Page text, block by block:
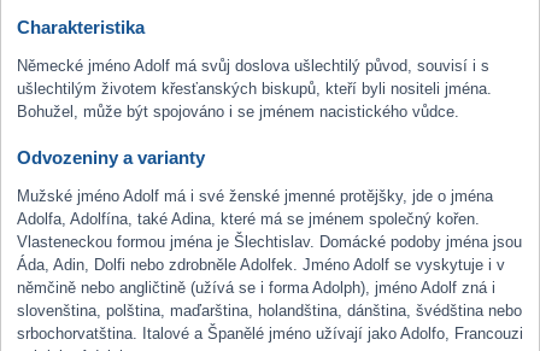
Charakteristika
Německé jméno Adolf má svůj doslova ušlechtilý původ, souvisí i s
ušlechtilým životem křesťanských biskupů, kteří byli nositeli jména.
Bohužel, může být spojováno i se jménem nacistického vůdce.
Odvozeniny a varianty
Mužské jméno Adolf má i své ženské jmenné protějšky, jde o jména
Adolfa, Adolfína, také Adina, které má se jménem společný kořen.
Vlasteneckou formou jména je Šlechtislav. Domácké podoby jména jsou
Áda, Adin, Dolfi nebo zdrobněle Adolfek. Jméno Adolf se vyskytuje i v
němčině nebo angličtině (užívá se i forma Adolph), jméno Adolf zná i
slovenština, polština, maďarština, holandština, dánština, švédština nebo
srbochorvatština. Italové a Španělé jméno užívají jako Adolfo, Francouzi